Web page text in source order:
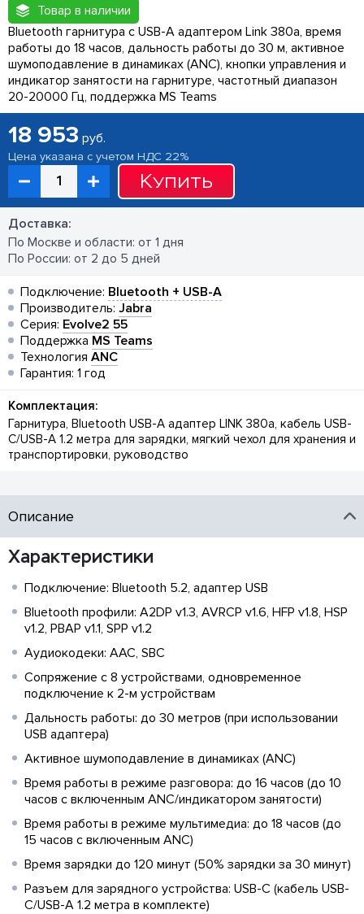
Товар в наличии
Bluetooth гарнитура с USB-A адаптером Link 380a, время
работы до 18 часов, дальность работы до 30 м, активное
шумоподавление в динамиках (ANC), кнопки управления и
индикатор занятости на гарнитуре, частотный диапазон
20-20000 Гц, поддержка MS Teams
18 953 руб.
Цена указана с учетом НДС 22%
Купить
Доставка:
По Москве и области: от 1 дня
По России: от 2 до 5 дней
Подключение: Bluetooth + USB-A
Производитель: Jabra
Серия: Evolve2 55
Поддержка MS Teams
Технология ANC
Гарантия: 1 год
Комплектация:
Гарнитура, Bluetooth USB-A адаптер LINK 380a, кабель USB-
C/USB-A 1.2 метра для зарядки, мягкий чехол для хранения и
транспортировки, руководство
Описание
Характеристики
Подключение: Bluetooth 5.2, адаптер USB
Bluetooth профили: A2DP v1.3, AVRCP v1.6, HFP v1.8, HSP
v1.2, PBAP v1.1, SPP v1.2
Аудиокодеки: AAC, SBC
Сопряжение с 8 устройствами, одновременное
подключение к 2-м устройствам
Дальность работы: до 30 метров (при использовании
USB адаптера)
Активное шумоподавление в динамиках (ANC)
Время работы в режиме разговора: до 16 часов (до 10
часов с включенным ANC/индикатором занятости)
Время работы в режиме мультимедиа: до 18 часов (до
15 часов с включенным ANC)
Время зарядки до 120 минут (50% зарядки за 30 минут)
Разъем для зарядного устройства: USB-C (кабель USB-
C/USB-A 1.2 метра в комплекте)